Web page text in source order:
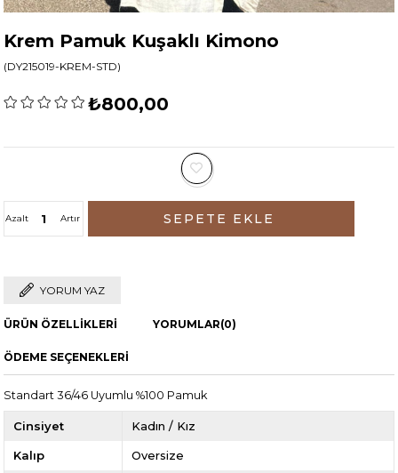
Krem Pamuk Kuşaklı Kimono
(DY215019-KREM-STD)
₺800,00
Artır
Azalt
YORUM YAZ
ÜRÜN ÖZELLIKLERI YORUMLAR(0)
ÖDEME SEÇENEKLERI
Standart 36/46 Uyumlu %100 Pamuk
Cinsiyet Kadın / Kız
Kalıp Oversize